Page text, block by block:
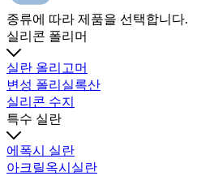
종류에 따라 제품을 선택합니다.
실리콘 폴리머
실란 올리고머
변성 폴리실록산
실리콘 수지
특수 실란
에폭시 실란
아크릴옥시실란